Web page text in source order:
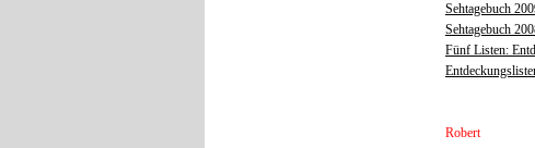
Sehtagebuch
Sehtagebuch
Fünf Listen:
Robert